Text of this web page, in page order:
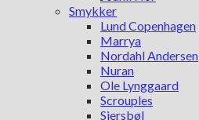
Smykker
Lund Copenhagen
Marrya
Nordahl Andersen
Nuran
Ole Lynggaard
Scrouples
Siersbøl